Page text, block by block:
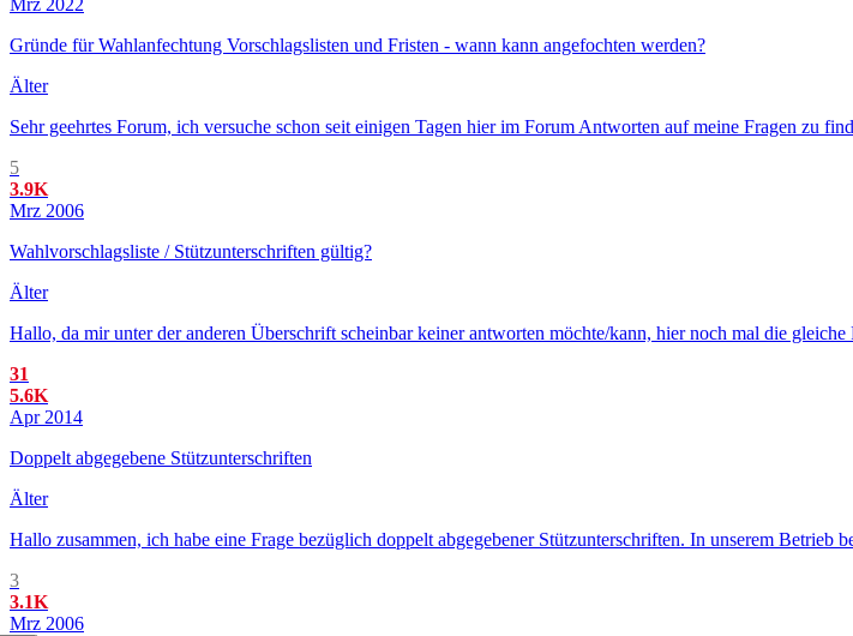
Mrz 2022
Gründe für Wahlanfechtung Vorschlagslisten und Fristen - wann kann angefochten werden?
Älter
Sehr geehrtes Forum, ich versuche schon seit einigen Tagen hier im Forum Antworten auf meine Fragen zu
5
3.9K
Mrz 2006
Wahlvorschlagsliste / Stützunterschriften gültig?
Älter
Hallo, da mir unter der anderen Überschrift scheinbar keiner antworten möchte/kann, hier noch mal die
31
5.6K
Apr 2014
Doppelt abgegebene Stützunterschriften
Älter
Hallo zusammen, ich habe eine Frage bezüglich doppelt abgegebener Stützunterschriften. In unserem
3
3.1K
Mrz 2006